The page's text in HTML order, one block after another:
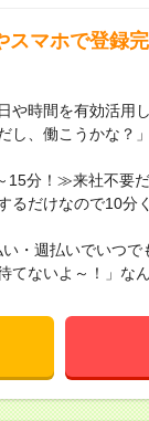
スマホで登録
や時間を有効活用
、働こうかな？
分！≫来社不要
だけなので10分
・週払いでいつ
ないよ～！」な